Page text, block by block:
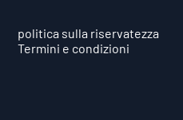
politica sulla riservatezza
Termini e condizioni